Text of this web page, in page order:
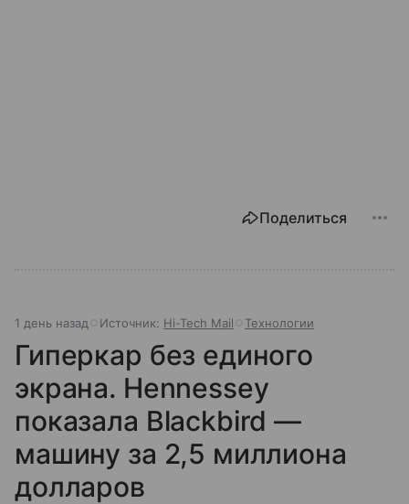
Поделиться
1 день назад Источник: Hi-Tech Mail Технологии
Гиперкар без единого
экрана. Hennessey
показала Blackbird —
машину за 2,5 миллиона
долларов